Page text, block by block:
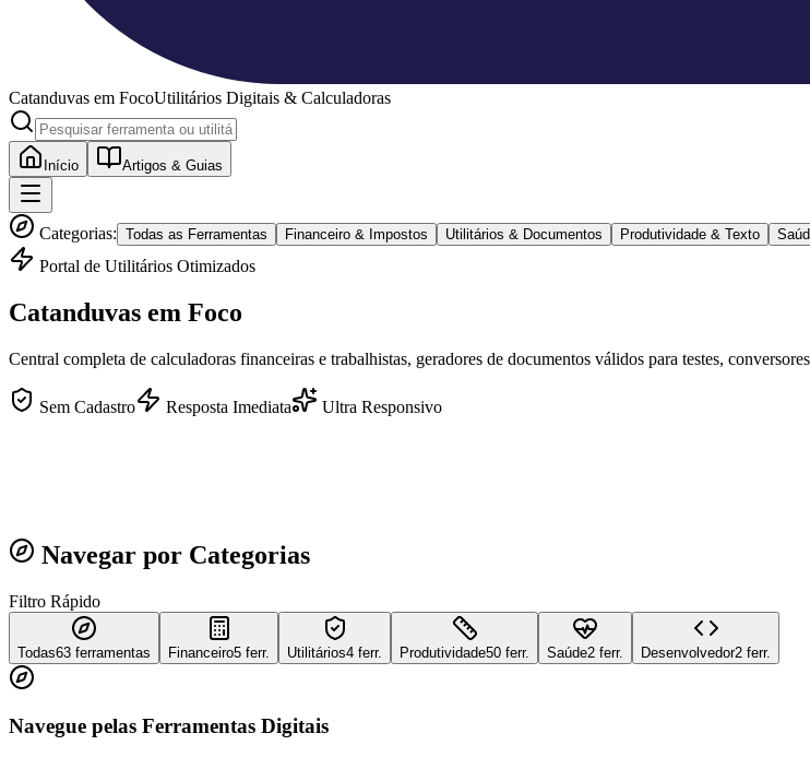
Catanduvas em FocoUtilitários Digitais & Calculadoras
Início Artigos & Guias
Categorias: Todas as Ferramentas Financeiro & Impostos Utilitários & Documentos Produtividade & Texto
Portal de Utilitários Otimizados
Catanduvas em Foco
Central completa de calculadoras financeiras e trabalhistas, geradores de documentos válidos para testes,
Sem Cadastro Resposta Imediata Ultra Responsivo
Navegar por Categorias
Filtro Rápido
Todas63 ferramentas Financeiro5 ferr. Utilitários4 ferr. Produtividade50 ferr. Saúde2 ferr. Desenvolvedor2 ferr.
Navegue pelas Ferramentas Digitais